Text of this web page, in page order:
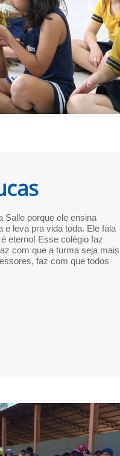
Salle porque ele ensina
e leva pra vida toda. Ele fala
eterno! Esse colégio faz
com que a turma seja mais
faz com que todos